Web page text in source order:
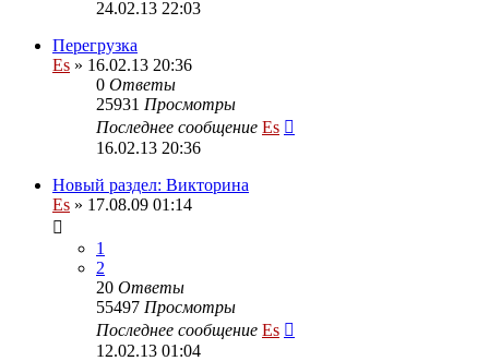
24.02.13 22:03
Перегрузка
Es » 16.02.13 20:36
0 Ответы
25931 Просмотры
Последнее сообщение Es
16.02.13 20:36
Новый раздел: Викторина
Es » 17.08.09 01:14
1
2
20 Ответы
55497 Просмотры
Последнее сообщение Es
12.02.13 01:04